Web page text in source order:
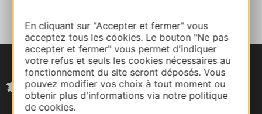
En cliquant sur "Accepter et fermer" vous
acceptez tous les cookies. Le bouton "Ne pas
accepter et fermer" vous permet d'indiquer
votre refus et seuls les cookies nécessaires au
fonctionnement du site seront déposés. Vous
pouvez modifier vos choix à tout moment ou
obtenir plus d'informations via notre politique
de cookies.